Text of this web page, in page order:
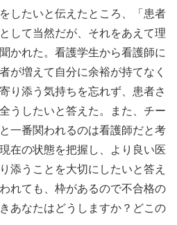
したいと伝えたところ、「患者
して当然だが、それをあえて理
かれた。看護学生から看護師に
が増えて自分に余裕が持てなく
り添う気持ちを忘れず、患者さ
うしたいと答えた。また、チー
一番関われるのは看護師だと考
在の状態を把握し、より良い医
添うことを大切にしたいと答え
れても、枠があるので不合格の
あなたはどうしますか？どこの